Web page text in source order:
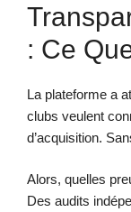
: Ce
La plateforme a
clubs veulent
d’acquisition.
Alors, quelles
Des audits